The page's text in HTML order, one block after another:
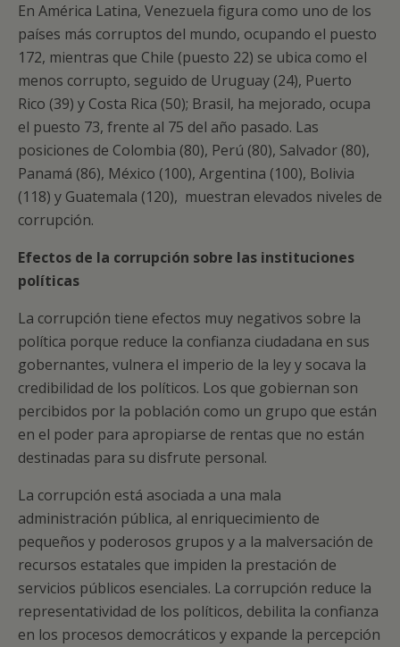
En América Latina, Venezuela figura como uno de los
países más corruptos del mundo, ocupando el puesto
172, mientras que Chile (puesto 22) se ubica como el
menos corrupto, seguido de Uruguay (24), Puerto
Rico (39) y Costa Rica (50); Brasil, ha mejorado, ocupa
el puesto 73, frente al 75 del año pasado. Las
posiciones de Colombia (80), Perú (80), Salvador (80),
Panamá (86), México (100), Argentina (100), Bolivia
(118) y Guatemala (120), muestran elevados niveles de
corrupción.
Efectos de la corrupción sobre las instituciones
políticas
La corrupción tiene efectos muy negativos sobre la
política porque reduce la confianza ciudadana en sus
gobernantes, vulnera el imperio de la ley y socava la
credibilidad de los políticos. Los que gobiernan son
percibidos por la población como un grupo que están
en el poder para apropiarse de rentas que no están
destinadas para su disfrute personal.
La corrupción está asociada a una mala
administración pública, al enriquecimiento de
pequeños y poderosos grupos y a la malversación de
recursos estatales que impiden la prestación de
servicios públicos esenciales. La corrupción reduce la
representatividad de los políticos, debilita la confianza
en los procesos democráticos y expande la percepción